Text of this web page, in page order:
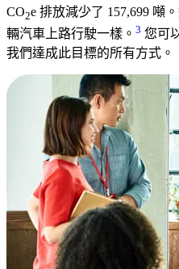
CO2e 排放減少了 157,699 噸
輛汽車上路行駛一樣。 3 您可
我們達成此目標的所有方式。